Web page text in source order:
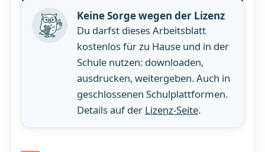
Keine Sorge wegen der Lizenz
Du darfst dieses Arbeitsblatt
kostenlos für zu Hause und in der
Schule nutzen: downloaden,
ausdrucken, weitergeben. Auch in
geschlossenen Schulplattformen.
Details auf der Lizenz-Seite.